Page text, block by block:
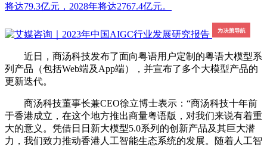
将达79.3亿元，2028年将达2767.4亿元。
近日，商汤科技发布了面向粤语用户定制的粤语大模型系
列产品（包括Web端及App端），并宣布了多个大模型产品的
更新迭代。
商汤科技董事长兼CEO徐立博士表示：“商汤科技十年前
于香港成立，在这个地方推出商量粤语版，对我们来说有着重
大的意义。凭借日日新大模型5.0系列的创新产品及其巨大潜
力，我们致力推动香港人工智能生态系统的发展。随着人工智